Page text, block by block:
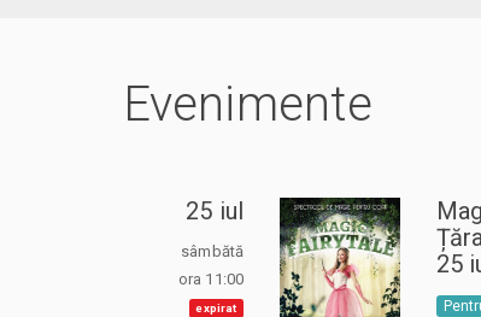
Evenimente
25 iul
sâmbătă
ora 11:00
expirat
25